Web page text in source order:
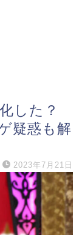
した？
疑惑も解
2023年7月21日